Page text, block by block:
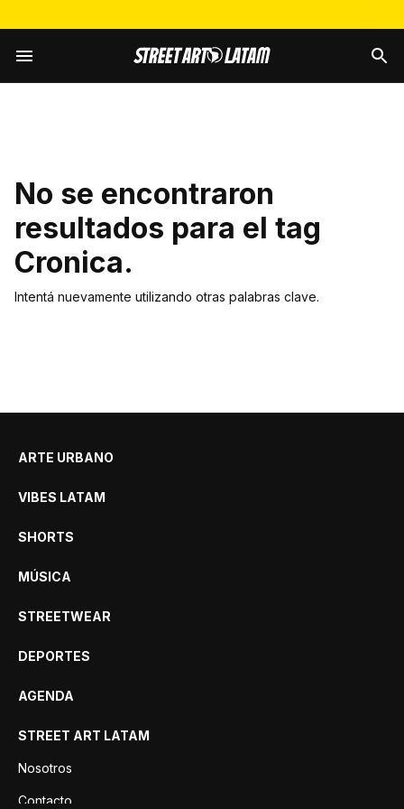
No se encontraron
resultados para el tag
Cronica.
Intentá nuevamente utilizando otras palabras clave.
ARTE URBANO
VIBES LATAM
SHORTS
MÚSICA
STREETWEAR
DEPORTES
AGENDA
STREET ART LATAM
Nosotros
Contacto